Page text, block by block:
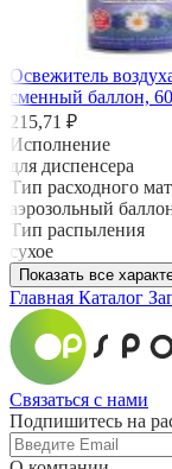
Освежитель
сменный баллон,
215,71 ₽
Исполнение
для диспенсера
Тип расходного
аэрозольный
Тип распыления
сухое
Показать все
Главная Каталог
Связаться с нами
Подпишитесь на